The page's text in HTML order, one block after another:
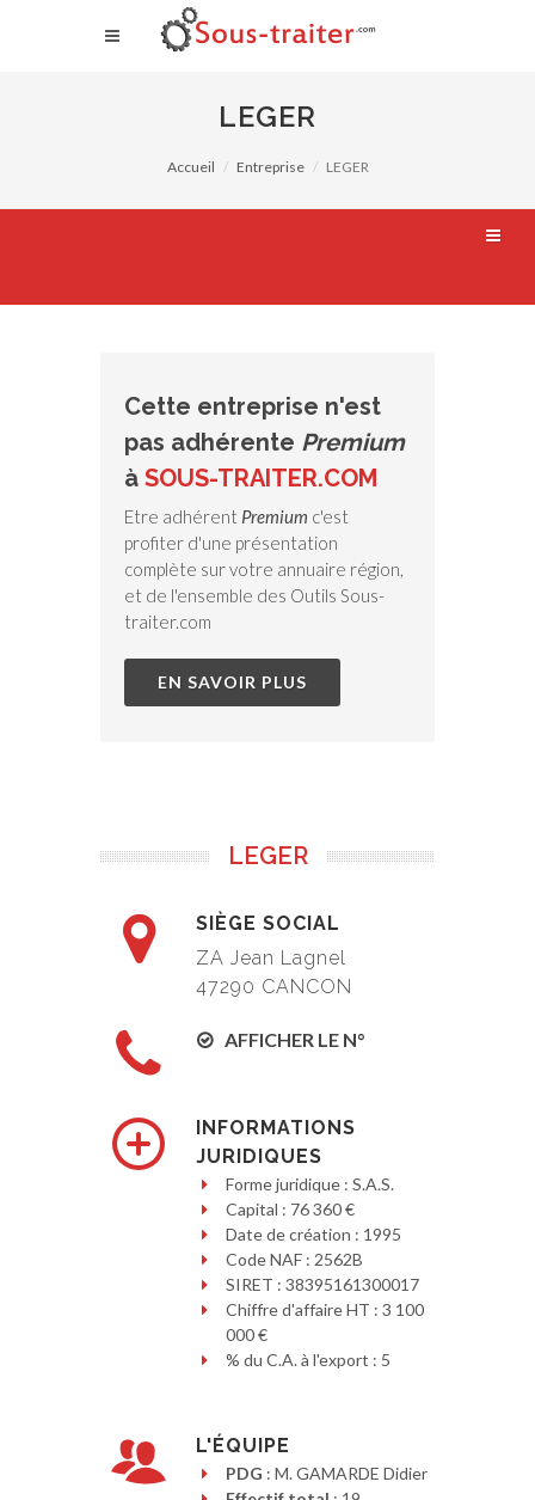
LEGER
Accueil Entreprise LEGER
Cette entreprise n'est
pas adhérente Premium
à SOUS-TRAITER.COM
Etre adhérent Premium c'est
profiter d'une présentation
complète sur votre annuaire région,
et de l'ensemble des Outils Sous-
traiter.com
EN SAVOIR PLUS
LEGER
SIÈGE SOCIAL
ZA Jean Lagnel
47290 CANCON
AFFICHER LE N°
INFORMATIONS
JURIDIQUES
Forme juridique : S.A.S.
Capital : 76 360 €
Date de création : 1995
Code NAF : 2562B
SIRET : 38395161300017
Chiffre d'affaire HT : 3 100
000 €
% du C.A. à l'export : 5
L'ÉQUIPE
PDG : M. GAMARDE Didier